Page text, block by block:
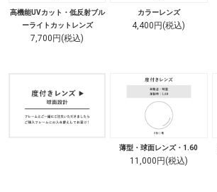
高機能UVカット・低反射ブル
ーライトカットレンズ
7,700円(税込)
カラーレンズ
4,400円(税込)
薄型・球面レンズ・1.60
11,000円(税込)